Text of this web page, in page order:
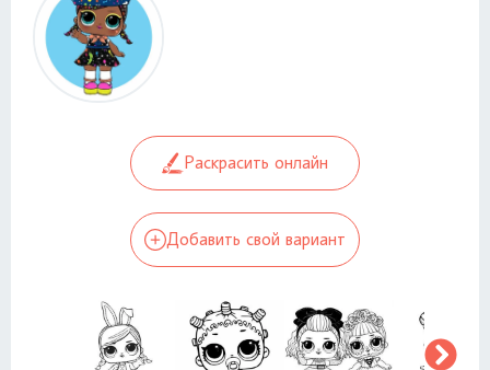
Раскрасить онлайн
Добавить свой вариант